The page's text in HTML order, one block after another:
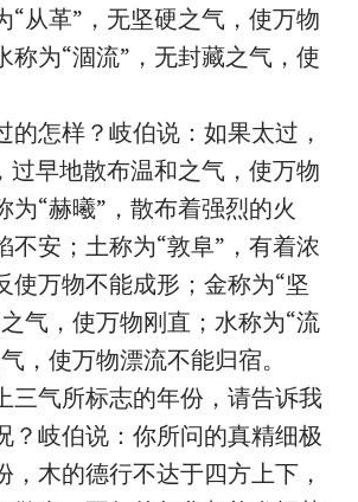
“从革”，无坚硬之气，使万物
称为“涸流”，无封藏之气，使
怎样？岐伯说：如果太过，
过早地散布温和之气，使万物
为“赫曦”，散布着强烈的火
不安；土称为“敦阜”，有着浓
使万物不能成形；金称为“坚
气，使万物刚直；水称为“流
，使万物漂流不能归宿。
气所标志的年份，请告诉我
？岐伯说：你所问的真精细极
，木的德行不达于四方上下，